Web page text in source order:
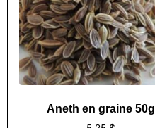
Aneth en graine 50g